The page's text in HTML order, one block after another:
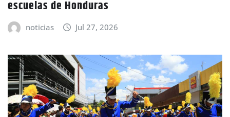
escuelas de Honduras
noticias Jul 27, 2026